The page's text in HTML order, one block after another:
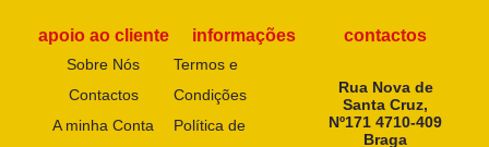
apoio ao cliente
Sobre Nós
Contactos
A minha Conta
informações
Termos e
Condições
Política de
contactos
Rua Nova de
Santa Cruz,
Nº171 4710-409
Braga